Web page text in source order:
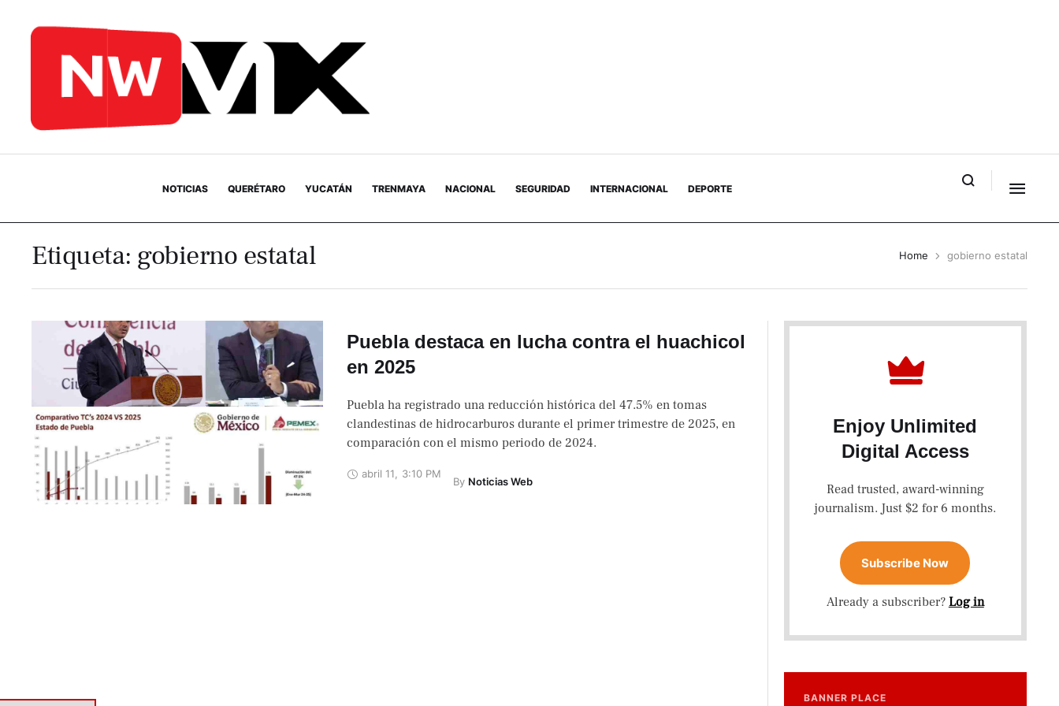
NOTICIAS QUERÉTARO YUCATÁN TRENMAYA NACIONAL SEGURIDAD INTERNACIONAL DEPORTE
Etiqueta: gobierno estatal Home gobierno estatal
Puebla destaca en lucha contra el huachicol
en 2025
Puebla ha registrado una reducción histórica del 47.5% en tomas
clandestinas de hidrocarburos durante el primer trimestre de 2025, en
comparación con el mismo periodo de 2024.
abril 11 3:10 PM
By Noticias Web
Enjoy Unlimited
Digital Access
Read trusted, award-winning
journalism. Just $2 for 6 months.
Subscribe Now
Already a subscriber? Log in
BANNER PLACE